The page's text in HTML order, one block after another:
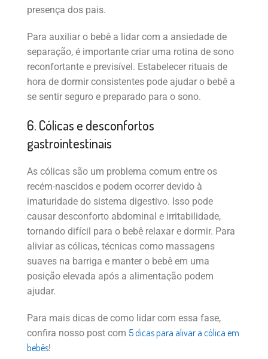
presença dos pais.
Para auxiliar o bebê a lidar com a ansiedade de
separação, é importante criar uma rotina de sono
reconfortante e previsível. Estabelecer rituais de
hora de dormir consistentes pode ajudar o bebê a
se sentir seguro e preparado para o sono.
6. Cólicas e desconfortos
gastrointestinais
As cólicas são um problema comum entre os
recém-nascidos e podem ocorrer devido à
imaturidade do sistema digestivo. Isso pode
causar desconforto abdominal e irritabilidade,
tornando difícil para o bebê relaxar e dormir. Para
aliviar as cólicas, técnicas como massagens
suaves na barriga e manter o bebê em uma
posição elevada após a alimentação podem
ajudar.
Para mais dicas de como lidar com essa fase,
confira nosso post com 5 dicas para alivar a cólica em
bebês!